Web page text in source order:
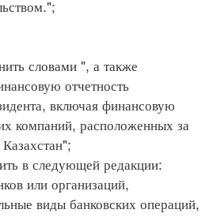
словами ", а также
отчетность
включая финансовую
компаний, расположенных за
в следующей редакции:
или организаций,
виды банковских операций,